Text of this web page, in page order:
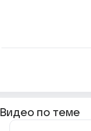
Видео по теме